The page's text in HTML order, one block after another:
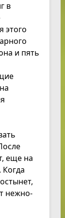
в
этого
и пять
еще на
Когда
нежно-